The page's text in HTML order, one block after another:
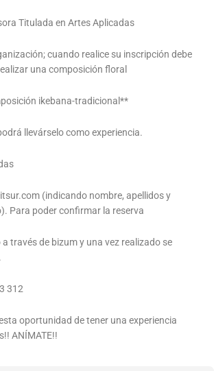
Titulada en Artes Aplicadas
cuando realice su inscripción debe
una composición floral
ikebana-tradicional**
llevárselo como experiencia.
(indicando nombre, apellidos y
Para poder confirmar la reserva
través de bizum y una vez realizado se
312
oportunidad de tener una experiencia
ANÍMATE!!